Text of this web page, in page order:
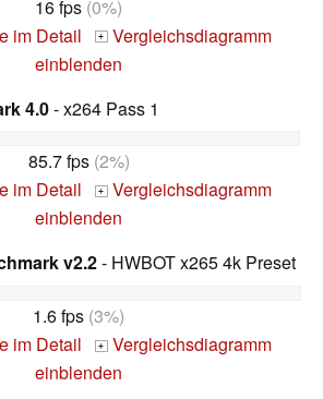
16 fps (0%)
im Detail + Vergleichsdiagramm
einblenden
4.0- x264 Pass 1
85.7 fps(2%)
im Detail + Vergleichsdiagramm
einblenden
v2.2- HWBOT x265 4k Preset
1.6 fps (3%)
im Detail + Vergleichsdiagramm
einblenden